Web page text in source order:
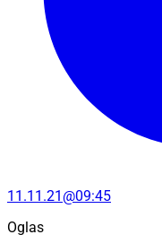
11.11.21@09:45
Oglas